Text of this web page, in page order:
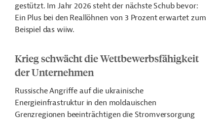
gestützt. Im Jahr 2026 steht der nächste Schub bevor:
Ein Plus bei den Reallöhnen von 3 Prozent erwartet zum
Beispiel das wiiw.
Krieg schwächt die Wettbewerbsfähigkeit
der Unternehmen
Russische Angriffe auf die ukrainische
Energieinfrastruktur in den moldauischen
Grenzregionen beeinträchtigen die Stromversorgung